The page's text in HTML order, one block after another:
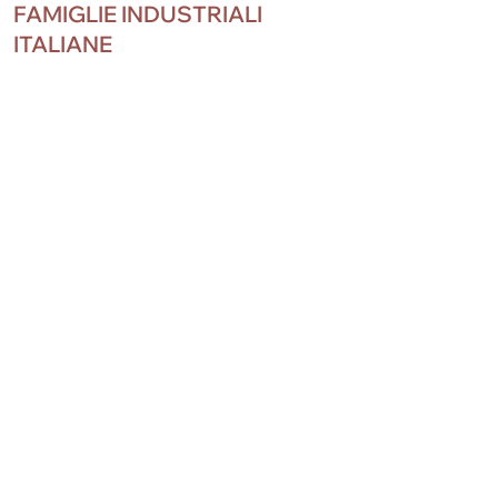
k
FAMIGLIE INDUSTRIALI
ITALIANE